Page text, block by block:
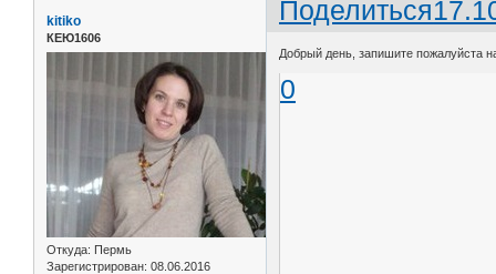
Поделиться
kitiko
КЕЮ1606
Откуда: Пермь
Зарегистрирован: 08.06.2016
Добрый день, запишите пожалуйста
0